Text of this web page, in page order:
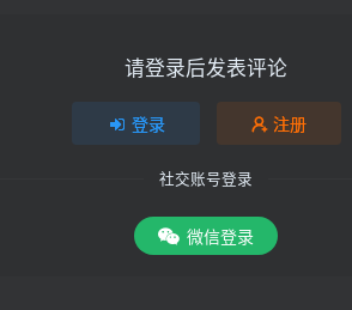
请登录后发表评论
登录 注册
社交账号登录
微信登录